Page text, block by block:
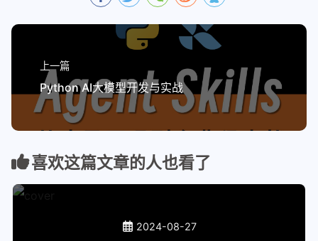
上一篇
Python AI大模型开发与实战
喜欢这篇文章的人也看了
2024-08-27